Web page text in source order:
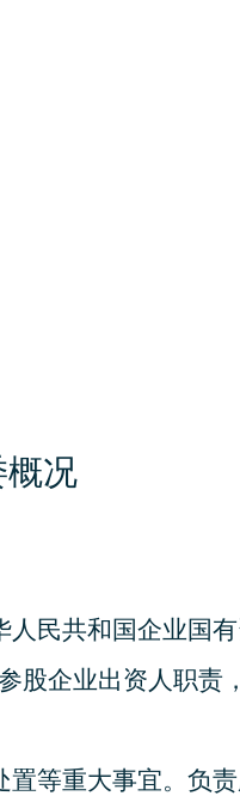
况
民共和国企业国
股企业出资人职责
等重大事宜。负